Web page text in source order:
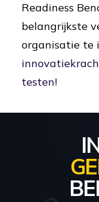
Readiness
belangrijkste
organisatie te
testen!